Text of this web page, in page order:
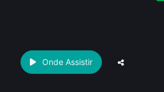
Onde Assistir